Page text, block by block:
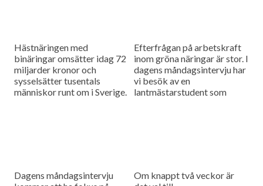
Hästnäringen med
binäringar omsätter idag 72
miljarder kronor och
sysselsätter tusentals
människor runt om i Sverige.
ger svar på dessa frågor.
Efterfrågan på arbetskraft
inom gröna näringar är stor. I
dagens måndagsintervju har
vi besök av en
lantmästarstudent som
Dagens måndagsintervju
Om knappt två veckor är